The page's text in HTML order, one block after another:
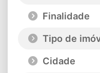
Finalidade
Tipo de
Cidade